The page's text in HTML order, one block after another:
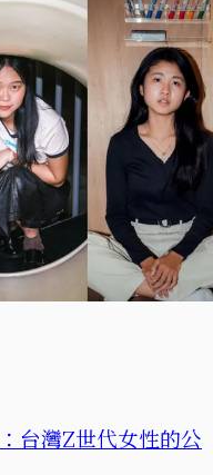
台灣Z世代女性的公